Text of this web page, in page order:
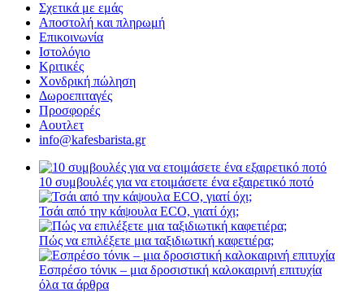
Σχετικά με εμάς
Αποστολή και πληρωμή
Επικοινωνία
Ιστολόγιο
Κριτικές
Χονδρική πώληση
Δωροεπιταγές
Προσφορές
Αουτλετ
info@kafesbarista.gr
10 συμβουλές για να ετοιμάσετε ένα εξαιρετικό ποτό
Τσάι από την κάψουλα ECO, γιατί όχι;
Πώς να επιλέξετε μια ταξιδιωτική καφετιέρα;
Εσπρέσο τόνικ – μια δροσιστική καλοκαιρινή επιτυχία
όλα τα άρθρα